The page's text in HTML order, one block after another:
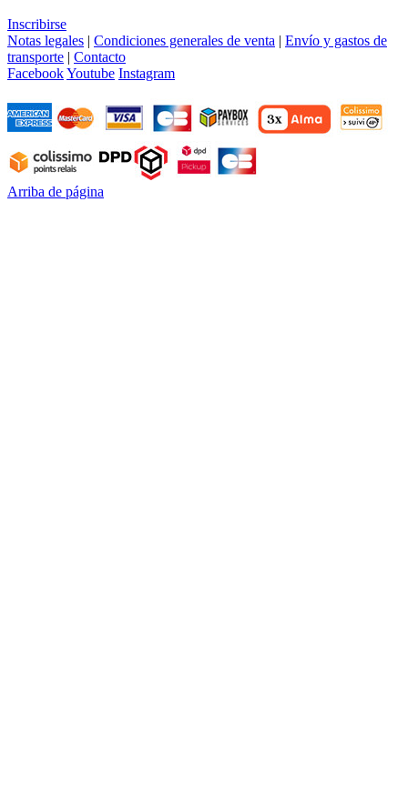
Inscribirse
Notas legales | Condiciones generales de venta | Envío y gastos de
transporte | Contacto
FacebookYoutube Instagram
Arriba de página